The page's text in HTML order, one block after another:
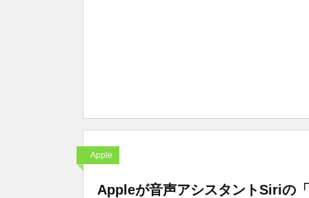
Apple
Appleが音声アシスタントSiriの